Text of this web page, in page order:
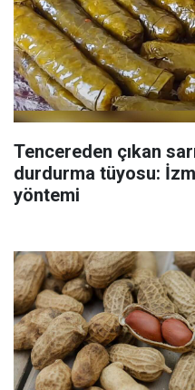
Tencereden çıkan
durdurma tüyosu:
yöntemi